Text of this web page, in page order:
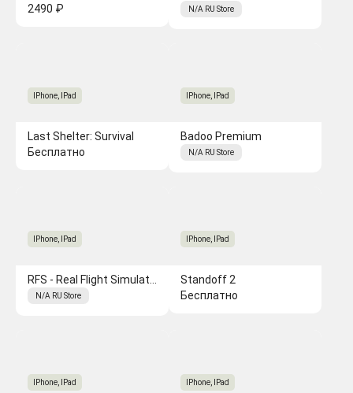
2490 ₽ N/A RU Store
Last Shelter: Survival
IPhone, IPad
Бесплатно
Badoo Premium
IPhone, IPad
N/A RU Store
IPhone, IPad
N/A RU Store
Standoff 2
IPhone, IPad
Бесплатно
IPhone, IPad IPhone, IPad